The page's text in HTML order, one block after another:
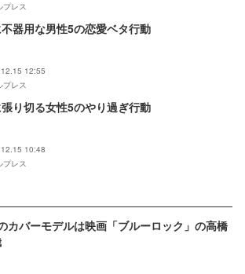
プレス
器用な男性5の恋愛ベタ行動
12:55
プレス
り切る女性5のやり過ぎ行動
10:48
プレス
カバーモデルは映画「ブルーロック」の高橋